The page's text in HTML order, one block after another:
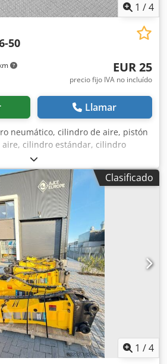
1 /4
50
EUR 25
precio fijo IVA no incluído
Llamar
neumático, cilindro de aire, pistón
cilindro estándar, cilindro
mm -Diámetro del pistón: 50 mm -
pistón: 16 mm Dedpfxofbmu Ss
-Cantidad: 2 unidades -
mm -Peso: 0,75 kg/unidad
Clasificado
1 /4